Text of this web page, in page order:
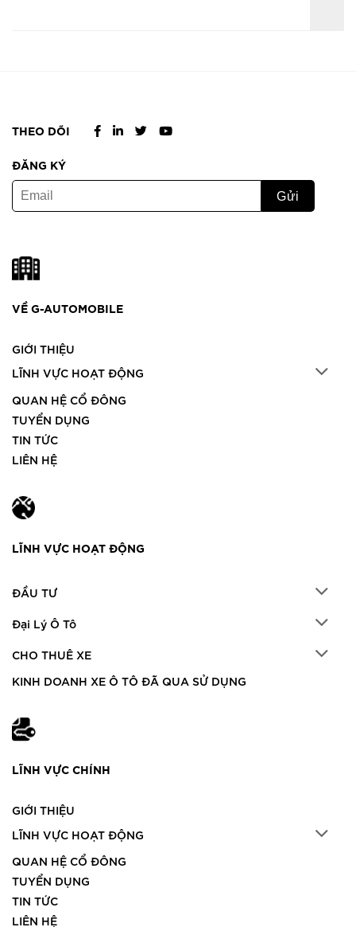
THEO DÕI
ĐĂNG KÝ
VỀ G-AUTOMOBILE
GIỚI THIỆU
LĨNH VỰC HOẠT ĐỘNG
QUAN HỆ CỔ ĐÔNG
TUYỂN DỤNG
TIN TỨC
LIÊN HỆ
LĨNH VỰC HOẠT ĐỘNG
ĐẦU TƯ
Đại Lý Ô Tô
CHO THUÊ XE
KINH DOANH XE Ô TÔ ĐÃ QUA SỬ DỤNG
LĨNH VỰC CHÍNH
GIỚI THIỆU
LĨNH VỰC HOẠT ĐỘNG
QUAN HỆ CỔ ĐÔNG
TUYỂN DỤNG
TIN TỨC
LIÊN HỆ